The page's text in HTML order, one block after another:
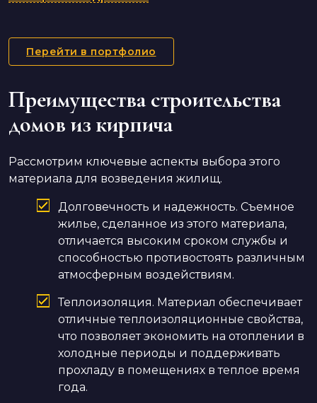
Перейти в портфолио
Преимущества строительства
домов из кирпича
Рассмотрим ключевые аспекты выбора этого
материала для возведения жилищ.
Долговечность и надежность. Съемное
жилье, сделанное из этого материала,
отличается высоким сроком службы и
способностью противостоять различным
атмосферным воздействиям.
Теплоизоляция. Материал обеспечивает
отличные теплоизоляционные свойства,
что позволяет экономить на отоплении в
холодные периоды и поддерживать
прохладу в помещениях в теплое время
года.